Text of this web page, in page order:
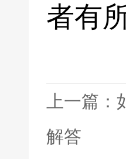
者有
上一篇
解答